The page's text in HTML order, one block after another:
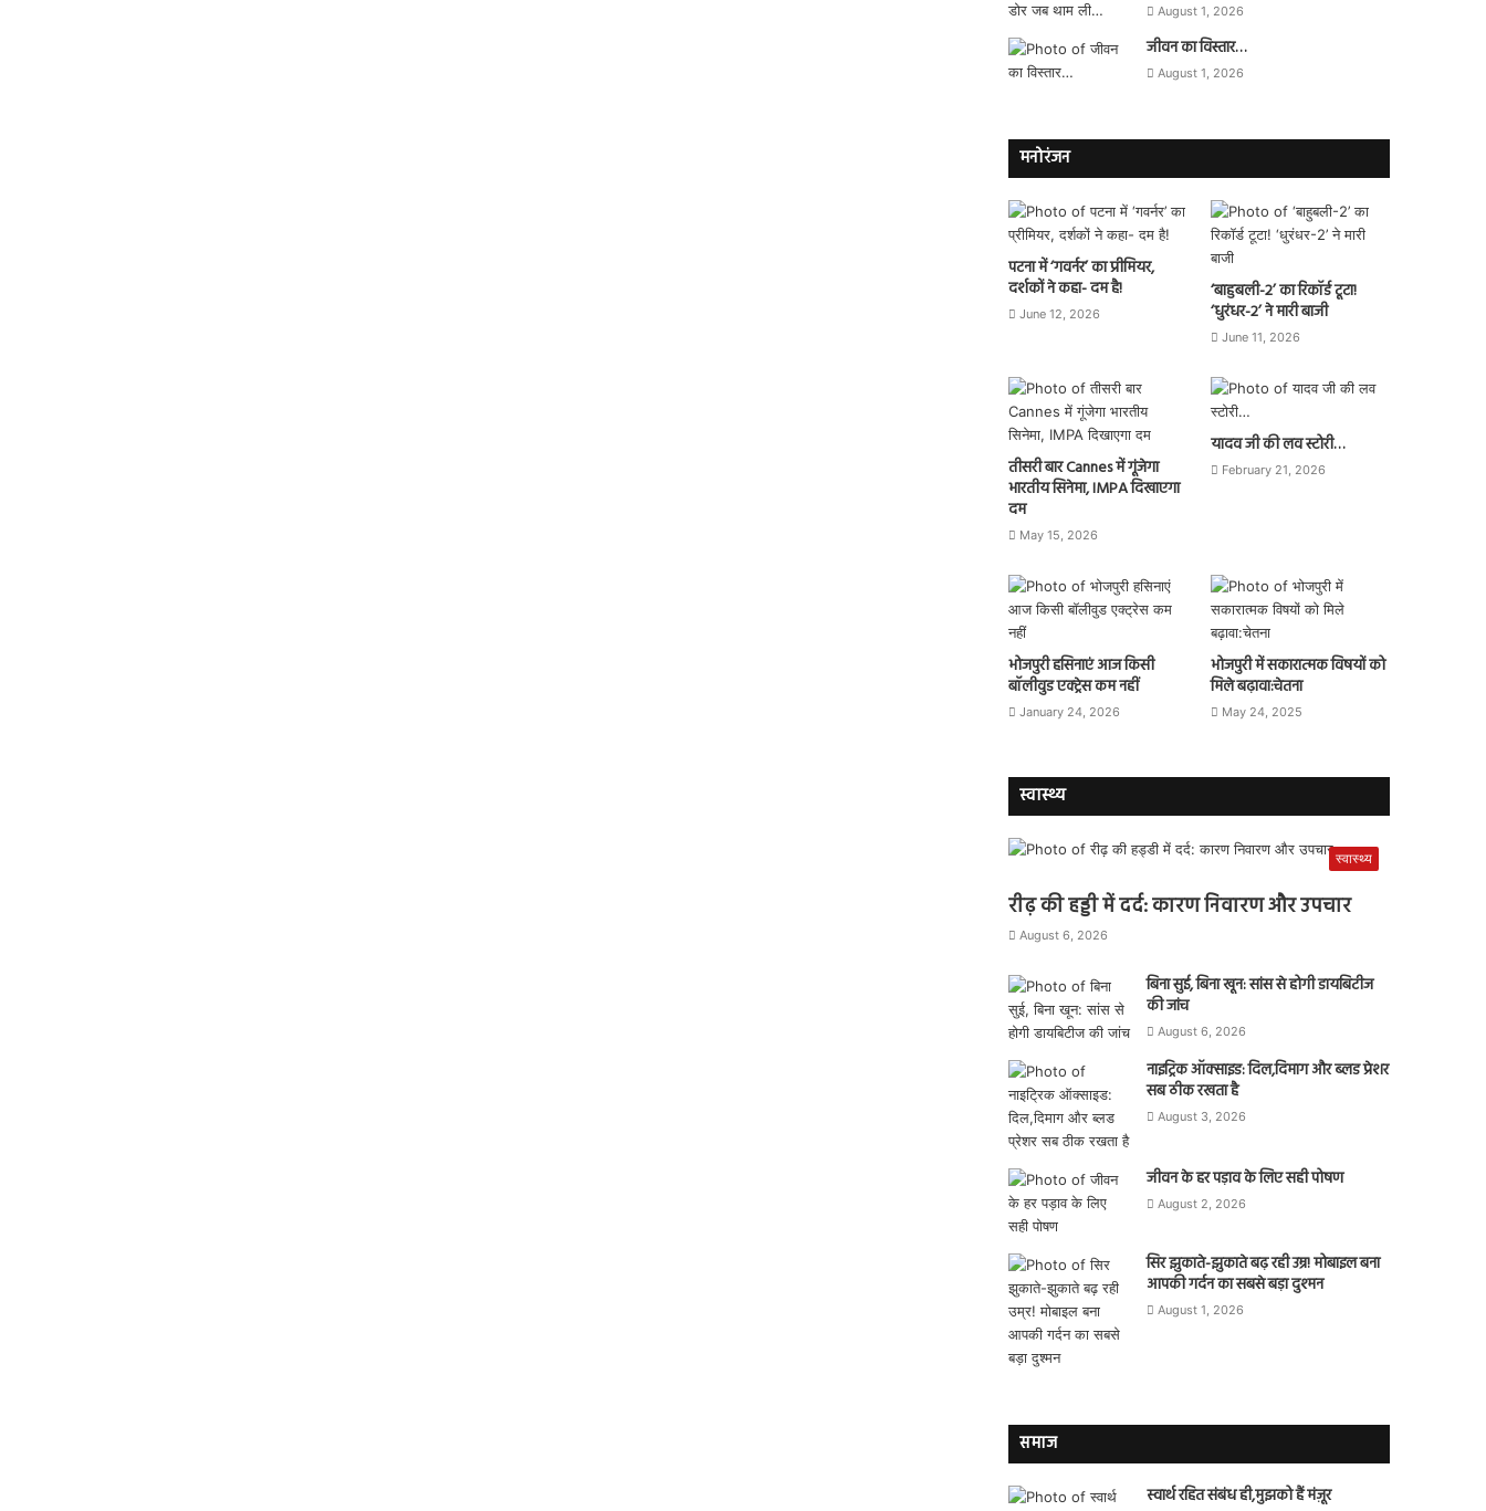
August 1, 2026
जीवन का विस्तार…
August 1, 2026
मनोरंजन
पटना में ‘गवर्नर’ का प्रीमियर,
दर्शकों ने कहा- दम है!
June 12, 2026
‘बाहुबली-2’ का रिकॉर्ड टूटा!
‘धुरंधर-2’ ने मारी बाजी
June 11, 2026
तीसरी बार Cannes में गूंजेगा
भारतीय सिनेमा, IMPA दिखाएगा
दम
May 15, 2026
यादव जी की लव स्टोरी…
February 21, 2026
भोजपुरी हसिनाएं आज किसी
बॉलीवुड एक्ट्रेस कम नहीं
January 24, 2026
भोजपुरी में सकारात्मक विषयों को
मिले बढ़ावा:चेतना
May 24, 2025
स्वास्थ्य
स्वास्थ्य
रीढ़ की हड्डी में दर्द: कारण निवारण और उपचार
August 6, 2026
बिना सुई, बिना खून: सांस से होगी डायबिटीज
की जांच
August 6, 2026
नाइट्रिक ऑक्साइड: दिल,दिमाग और ब्लड प्रेशर
सब ठीक रखता है
August 3, 2026
जीवन के हर पड़ाव के लिए सही पोषण
August 2, 2026
सिर झुकाते-झुकाते बढ़ रही उम्र! मोबाइल बना
आपकी गर्दन का सबसे बड़ा दुश्मन
August 1, 2026
समाज
स्वार्थ रहित संबंध ही,मुझको हैं मंज़ूर